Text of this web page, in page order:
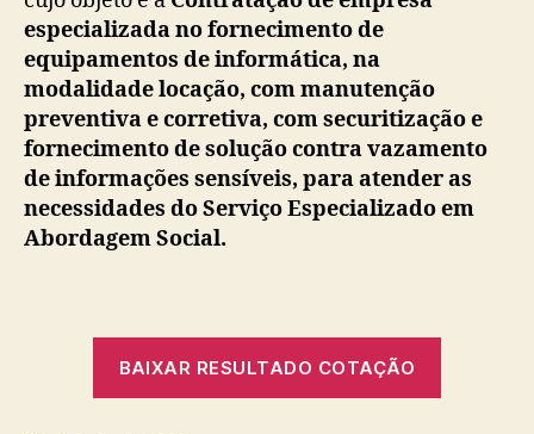
especializada no fornecimento de
equipamentos de informática, na
modalidade locação, com manutenção
preventiva e corretiva, com securitização e
fornecimento de solução contra vazamento
de informações sensíveis, para atender as
necessidades do Serviço Especializado em
Abordagem Social.
BAIXAR RESULTADO COTAÇÃO